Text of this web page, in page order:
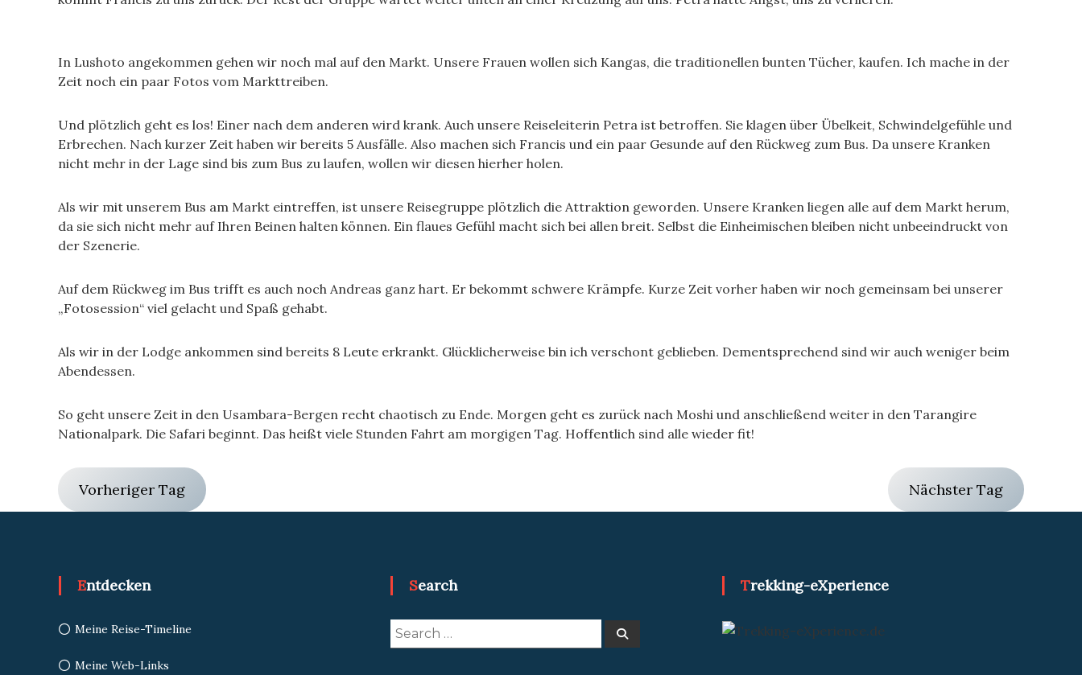
In Lushoto angekommen gehen wir noch mal auf den Markt. Unsere Frauen wollen sich Kangas, die traditionellen bunten Tücher, kaufen. Ich mache in der
Zeit noch ein paar Fotos vom Markttreiben.
Und plötzlich geht es los! Einer nach dem anderen wird krank. Auch unsere Reiseleiterin Petra ist betroffen. Sie klagen über Übelkeit, Schwindelgefühle und
Erbrechen. Nach kurzer Zeit haben wir bereits 5 Ausfälle. Also machen sich Francis und ein paar Gesunde auf den Rückweg zum Bus. Da unsere Kranken
nicht mehr in der Lage sind bis zum Bus zu laufen, wollen wir diesen hierher holen.
Als wir mit unserem Bus am Markt eintreffen, ist unsere Reisegruppe plötzlich die Attraktion geworden. Unsere Kranken liegen alle auf dem Markt herum,
da sie sich nicht mehr auf Ihren Beinen halten können. Ein flaues Gefühl macht sich bei allen breit. Selbst die Einheimischen bleiben nicht unbeeindruckt von
der Szenerie.
Auf dem Rückweg im Bus trifft es auch noch Andreas ganz hart. Er bekommt schwere Krämpfe. Kurze Zeit vorher haben wir noch gemeinsam bei unserer
„Fotosession“ viel gelacht und Spaß gehabt.
Als wir in der Lodge ankommen sind bereits 8 Leute erkrankt. Glücklicherweise bin ich verschont geblieben. Dementsprechend sind wir auch weniger beim
Abendessen.
So geht unsere Zeit in den Usambara-Bergen recht chaotisch zu Ende. Morgen geht es zurück nach Moshi und anschließend weiter in den Tarangire
Nationalpark. Die Safari beginnt. Das heißt viele Stunden Fahrt am morgigen Tag. Hoffentlich sind alle wieder fit!
Vorheriger Tag Nächster Tag
Entdecken
Meine Reise-Timeline
Meine Web-Links
Search
Search
for:
Search
Trekking-eXperience